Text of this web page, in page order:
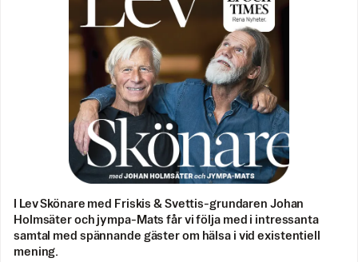
I Lev Skönare med Friskis & Svettis-grundaren Johan
Holmsäter och jympa-Mats får vi följa med i intressanta
samtal med spännande gäster om hälsa i vid existentiell
mening.